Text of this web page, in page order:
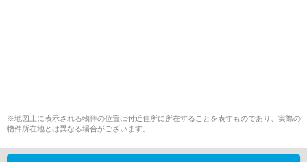
※地図上に表示される物件の位置は付近住所に所在することを表すものであり、実際の
物件所在地とは異なる場合がございます。